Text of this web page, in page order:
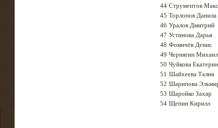
44 Струментов
45 Торлопов Данила
46 Уралов Дмитрий
47 Устинова Дарья
48 Фомичёв Денис
49 Чернягин Михаил
50 Чуйкова
51 Шайхеева Талия
52 Шарипова
53 Шаройко Захар
54 Щепин Кирилл